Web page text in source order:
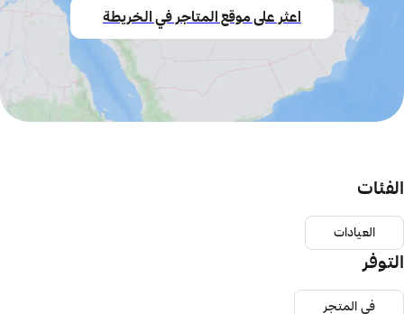
اعثر على موقع المتاجر في الخريطة
الفئات
العيادات
التوفر
في المتجر